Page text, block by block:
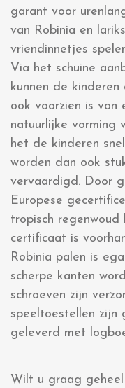
garant voor
van Robinia en
vriendinnetjes
Via het schuine
kunnen de
ook voorzien is
natuurlijke vorming
het de kinderen
worden dan ook
vervaardigd. Door
Europese
tropisch regenwoud
certificaat is
Robinia palen is
scherpe kanten
schroeven zijn
speeltoestellen zijn
geleverd met
Wilt u graag